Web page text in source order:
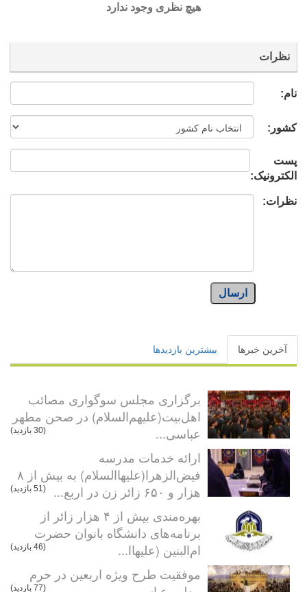
هیچ نظری وجود ندارد
نظرات
نام:
کشور:
پست
الکترونیک:
نظرات:
ارسال
آخرین خبرها بیشترین بازدیدها
برگزاری مجلس سوگواری مصائب
اهل‌بیت(علیهم‌السلام) در صحن مطهر
عباسی...
(30 بازدید)
ارائه خدمات مدرسه
فیض‌الزهرا(علیهاالسلام) به بیش از ۸
هزار و ۶۵۰ زائر زن در اربع...
(51 بازدید)
بهره‌مندی بیش از ۴ هزار زائر از
برنامه‌های دانشگاه بانوان حضرت
ام‌البنین (علیهاا...
(46 بازدید)
موفقیت طرح ویژه اربعین در حرم
(77 بازدید)